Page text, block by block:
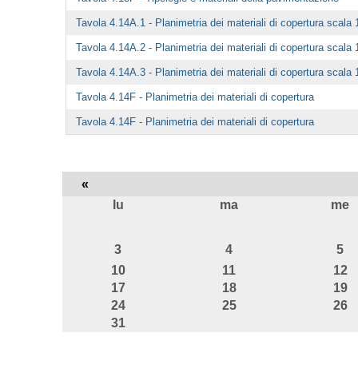
Tavola 4.14A.1 - Planimetria dei materiali di copertura scala
Tavola 4.14A.2 - Planimetria dei materiali di copertura scala
Tavola 4.14A.3 - Planimetria dei materiali di copertura scala
Tavola 4.14F - Planimetria dei materiali di copertura
Tavola 4.14F - Planimetria dei materiali di copertura
«
lu ma me
3 4
5
10
11
12
17
18
19
24
25
26
31